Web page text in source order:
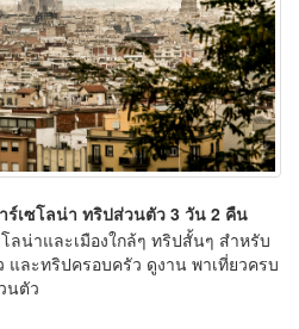
ร์เซโลน่า ทริปส่วนตัว 3 วัน 2 คืน
ลน่าและเมืองใกล้ๆ ทริปสั้นๆ สำหรับ
ละทริปครอบครัว ดูงาน พาเที่ยวครบ
นตัว